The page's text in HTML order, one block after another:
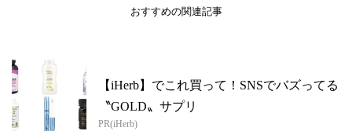
おすすめの関連記事
【iHerb】でこれ買って！SNSでバズってる
〝GOLD〟サプリ
PR(iHerb)